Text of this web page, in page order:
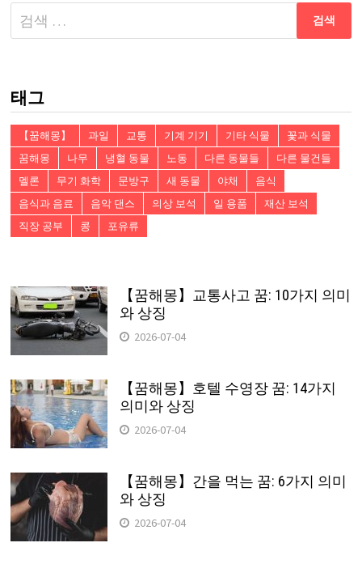
다
음
태그
【꿈해몽】 과일 교통 기계 기기 기타 식물
꽃과 식물
꿈해몽
나무 냉혈 동물 노동 다른 동물들
다른 물건들
멜론
무기 화학 문방구 새 동물 야채
음식
음식과 음료
음악 댄스 의상 보석 일 용품
재산 보석
직장 공부
콩 포유류
【꿈해몽】교통사고 꿈: 10가지 의미
와 상징
2026-07-04
【꿈해몽】호텔 수영장 꿈: 14가지
의미와 상징
2026-07-04
【꿈해몽】간을 먹는 꿈: 6가지 의미
와 상징
2026-07-04